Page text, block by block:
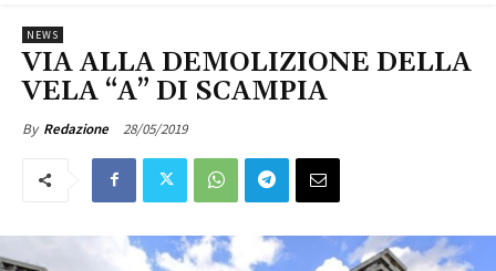
NEWS
VIA ALLA DEMOLIZIONE DELLA
VELA “A” DI SCAMPIA
By Redazione 28/05/2019